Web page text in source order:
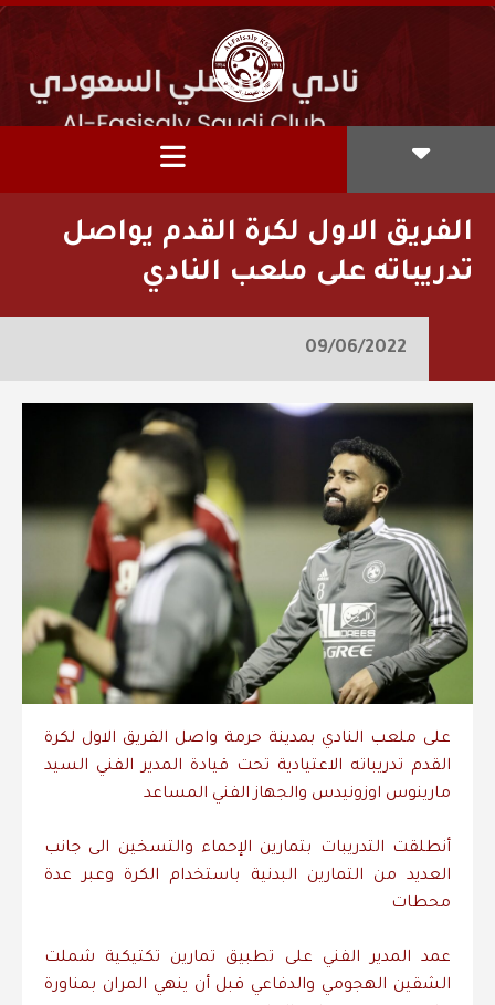
الفريق الاول لكرة القدم يواصل
تدريباته على ملعب النادي
09/06/2022
على ملعب النادي بمدينة حرمة واصل الفريق الاول لكرة
القدم تدريباته الاعتيادية تحت قيادة المدير الفني السيد
مارينوس اوزونيدس والجهاز الفني المساعد
أنطلقت التدريبات بتمارين الإحماء والتسخين الى جانب
العديد من التمارين البدنية باستخدام الكرة وعبر عدة
محطات
عمد المدير الفني على تطبيق تمارين تكتيكية شملت
الشقين الهجومي والدفاعي قبل أن ينهي المران بمناورة